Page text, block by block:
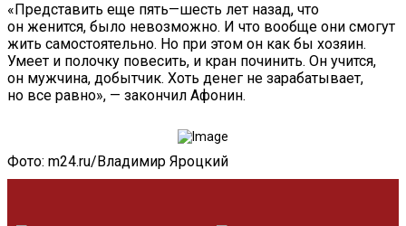
«Представить еще пять—шесть лет назад, что
он женится, было невозможно. И что вообще они смогут
жить самостоятельно. Но при этом он как бы хозяин.
Умеет и полочку повесить, и кран починить. Он учится,
он мужчина, добытчик. Хоть денег не зарабатывает,
но все равно», — закончил Афонин.
Фото: m24.ru/Владимир Яроцкий